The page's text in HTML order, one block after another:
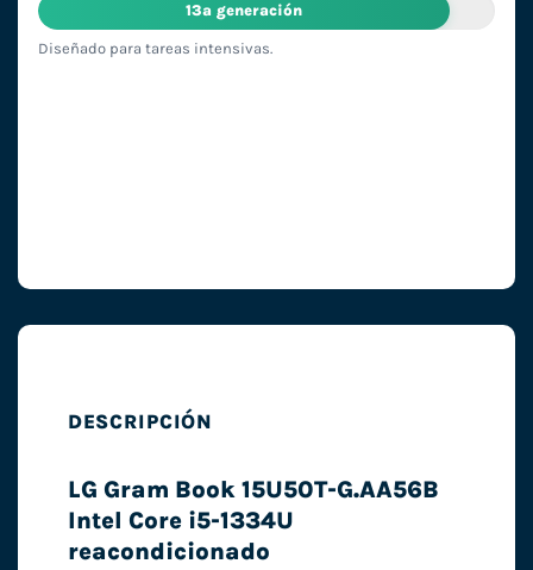
13ª generación
Diseñado para tareas intensivas.
DESCRIPCIÓN
LG Gram Book 15U50T-G.AA56B
Intel Core i5-1334U
reacondicionado